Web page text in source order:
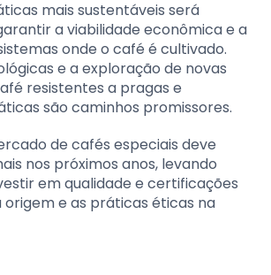
mais sustentáveis será
a viabilidade econômica e a
onde o café é cultivado.
e a exploração de novas
resistentes a pragas e
são caminhos promissores.
de cafés especiais deve
nos próximos anos, levando
em qualidade e certificações
e as práticas éticas na